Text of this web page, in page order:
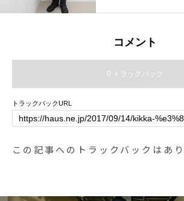
もたくさんのご
新中です。チェ
breakfast #モーニ
朝ごはん#クロッ
ース#きのこ #4
スープ #サラダ #
0%なので、撥水
メの1枚です◎
江市乃白町
n 9:00close 18:00@haus_matsue#
ペット #松江#島
コメント
0 トラックバック
トラックバックURL
この記事へのトラックバックはあり